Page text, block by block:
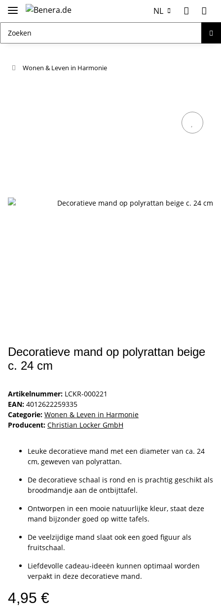
NL
Wonen & Leven in Harmonie
Decoratieve mand op polyrattan beige
c. 24 cm
Artikelnummer: LCKR-000221
EAN: 4012622259335
Categorie: Wonen & Leven in Harmonie
Producent: Christian Locker GmbH
Leuke decoratieve mand met een diameter van ca. 24
cm, geweven van polyrattan.
De decoratieve schaal is rond en is prachtig geschikt als
broodmandje aan de ontbijttafel.
Ontworpen in een mooie natuurlijke kleur, staat deze
mand bijzonder goed op witte tafels.
De veelzijdige mand slaat ook een goed figuur als
fruitschaal.
Liefdevolle cadeau-ideeën kunnen optimaal worden
verpakt in deze decoratieve mand.
4,95 €